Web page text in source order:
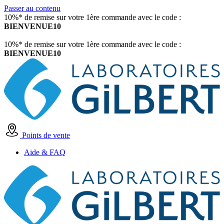
Passer au contenu
10%* de remise sur votre 1ère commande avec le code :
BIENVENUE10
10%* de remise sur votre 1ère commande avec le code :
BIENVENUE10
Points de vente
Aide & FAQ